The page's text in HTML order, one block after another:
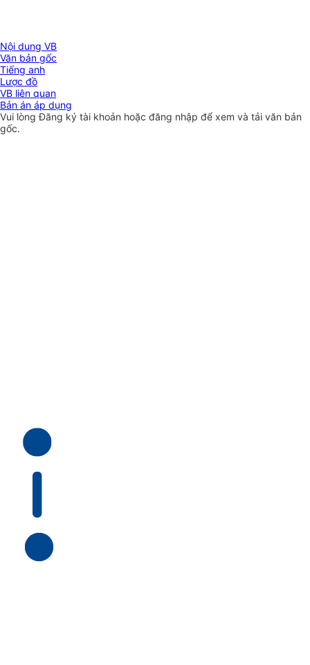
Nội dung VB
Văn bản gốc
Tiếng anh
Lược đồ
VB liên quan
Bản án áp dụng
Vui lòngĐăng ký tài khoản hoặc đăng nhập để xem và tải văn bản
gốc.